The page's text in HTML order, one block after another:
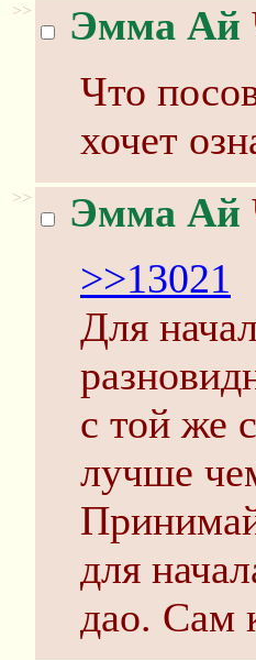
>> Эмма Ай
Что
хочет
>> Эмма Ай
>>13021
Для
с той же
лучше
для
дао. Сам